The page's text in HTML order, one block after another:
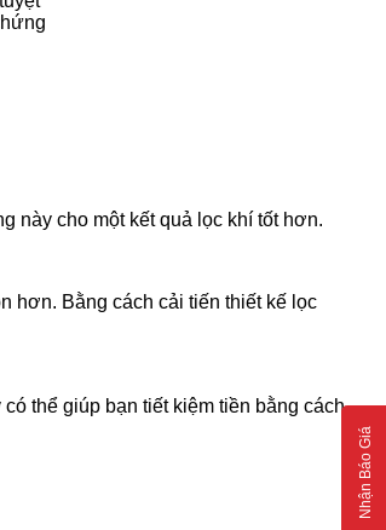
này cho một kết quả lọc khí tốt hơn.
hơn. Bằng cách cải tiến thiết kế lọc
thể giúp bạn tiết kiệm tiền bằng cách
Nhận Báo Giá